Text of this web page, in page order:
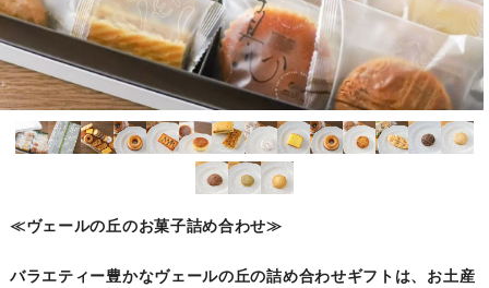
≪ヴェールの丘のお菓子詰め合わせ≫
バラエティー豊かなヴェールの丘の詰め合わせギフトは、お土産